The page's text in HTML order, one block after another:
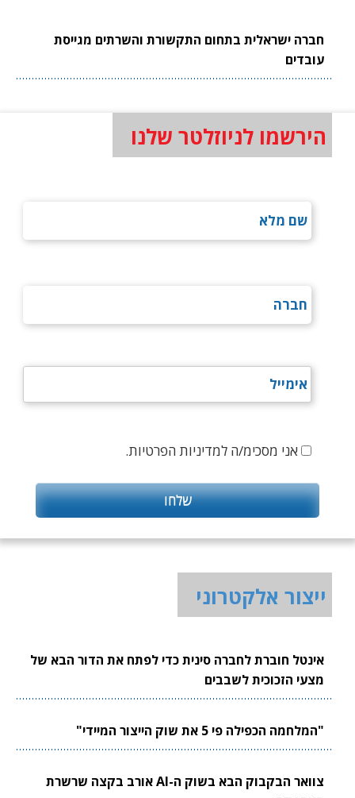
חברה ישראלית בתחום התקשורת והשרתים מגייסת
עובדים
הירשמו לניוזלטר שלנו
אני מסכימ/ה למדיניות הפרטיות.
ייצור אלקטרוני
אינטל חוברת לחברה סינית כדי לפתח את הדור הבא של
מצעי הזכוכית לשבבים
"המלחמה הכפילה פי 5 את שוק הייצור המיידי"
צוואר הבקבוק הבא בשוק ה-AI אורב בקצה שרשרת